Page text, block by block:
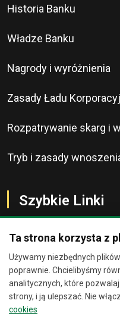
Historia Banku
Władze Banku
Nagrody i wyróżnienia
Zasady Ładu
Rozpatrywanie skarg i
Tryb i zasady
Szybkie Linki
O Banku
Kontakt
Ta strona korzysta z
Używamy niezbędnych
poprawnie. Chcielibyśmy
analitycznych, które
strony, i ją ulepszać. Nie
cookies
Chat